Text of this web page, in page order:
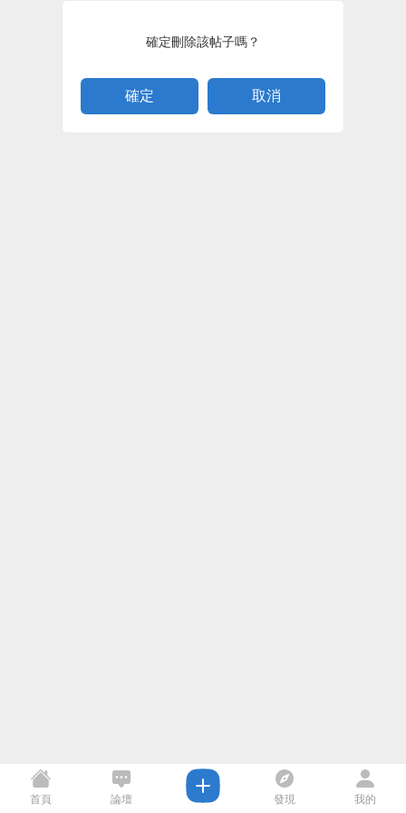
確定刪除該帖子嗎？
取消
首頁 論壇 發現 我的